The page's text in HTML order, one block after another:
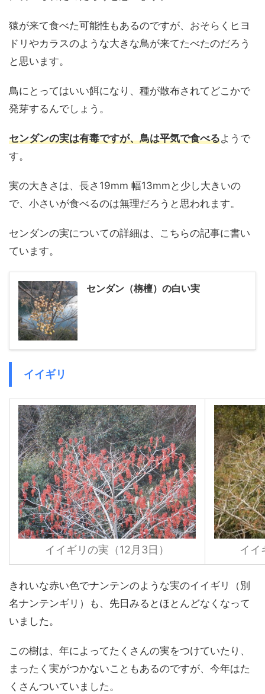
猿が来て食べた可能性もあるのですが、おそらくヒヨ
ドリやカラスのような大きな鳥が来てたべたのだろう
と思います。
鳥にとってはいい餌になり、種が散布されてどこかで
発芽するんでしょう。
センダンの実は有毒ですが、鳥は平気で食べるようで
す。
実の大きさは、長さ19mm 幅13mmと少し大きいの
で、小さいが食べるのは無理だろうと思われます。
センダンの実についての詳細は、こちらの記事に書い
ています。
センダン（栴檀）の白い実
イイギリ
イイギリの実（12月3日） イイ
きれいな赤い色でナンテンのような実のイイギリ（別
名ナンテンギリ）も、先日みるとほとんどなくなって
いました。
この樹は、年によってたくさんの実をつけていたり、
まったく実がつかないこともあるのですが、今年はた
くさんついていました。